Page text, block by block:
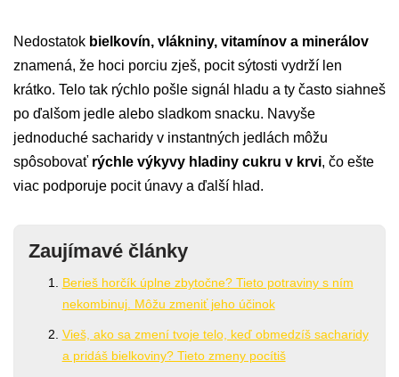
Nedostatok bielkovín, vlákniny, vitamínov a minerálov
znamená, že hoci porciu zješ, pocit sýtosti vydrží len
krátko. Telo tak rýchlo pošle signál hladu a ty často siahneš
po ďalšom jedle alebo sladkom snacku. Navyše
jednoduché sacharidy v instantných jedlách môžu
spôsobovať rýchle výkyvy hladiny cukru v krvi, čo ešte
viac podporuje pocit únavy a ďalší hlad.
Zaujímavé články
Berieš horčík úplne zbytočne? Tieto potraviny s ním
nekombinuj. Môžu zmeniť jeho účinok
Vieš, ako sa zmení tvoje telo, keď obmedzíš sacharidy
a pridáš bielkoviny? Tieto zmeny pocítiš